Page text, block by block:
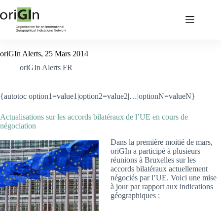
oriGIn Alerts, 25 Mars 2014
oriGIn Alerts FR
{autotoc option1=value1|option2=value2|…|optionN=valueN}
Actualisations sur les accords bilatéraux de l’UE en cours de
négociation
Dans la première moitié de mars,
oriGIn a participé à plusieurs
réunions à Bruxelles sur les
accords bilatéraux actuellement
négociés par l’UE. Voici une mise
à jour par rapport aux indications
géographiques :